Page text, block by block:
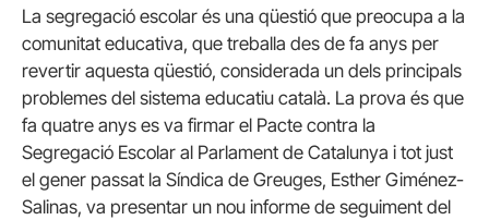
La segregació escolar és una qüestió que preocupa a la
comunitat educativa, que treballa des de fa anys per
revertir aquesta qüestió, considerada un dels principals
problemes del sistema educatiu català. La prova és que
fa quatre anys es va firmar el Pacte contra la
Segregació Escolar al Parlament de Catalunya i tot just
el gener passat la Síndica de Greuges, Esther Giménez-
Salinas, va presentar un nou informe de seguiment del